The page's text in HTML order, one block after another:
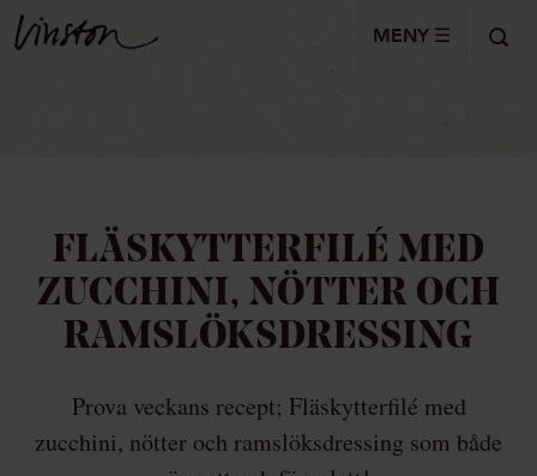
MENY ☰
FLÄSKYTTERFILÉ MED
ZUCCHINI, NÖTTER OCH
RAMSLÖKSDRESSING
Prova veckans recept; Fläskytterfilé med
zucchini, nötter och ramslöksdressing som både